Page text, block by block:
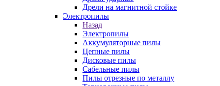
Дрели на магнитной стойке
Электропилы
Назад
Электропилы
Аккумуляторные пилы
Цепные пилы
Дисковые пилы
Сабельные пилы
Пилы отрезные по металлу